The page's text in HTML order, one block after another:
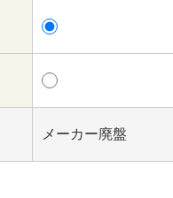
メーカー廃盤